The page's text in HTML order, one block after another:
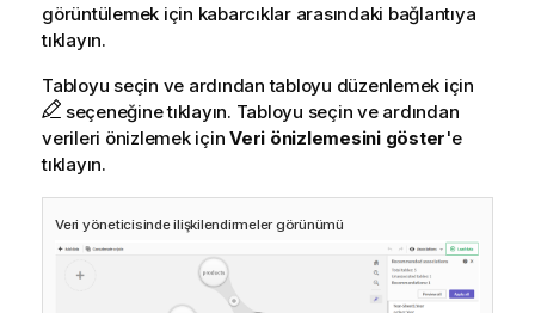
görüntülemek için kabarcıklar arasındaki bağlantıya
tıklayın.
Tabloyu seçin ve ardından tabloyu düzenlemek için
seçeneğine tıklayın. Tabloyu seçin ve ardından
verileri önizlemek için Veri önizlemesini göster'e
tıklayın.
Veri yöneticisinde ilişkilendirmeler görünümü